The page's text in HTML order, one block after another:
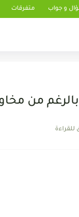
و جواب متفرقات
من